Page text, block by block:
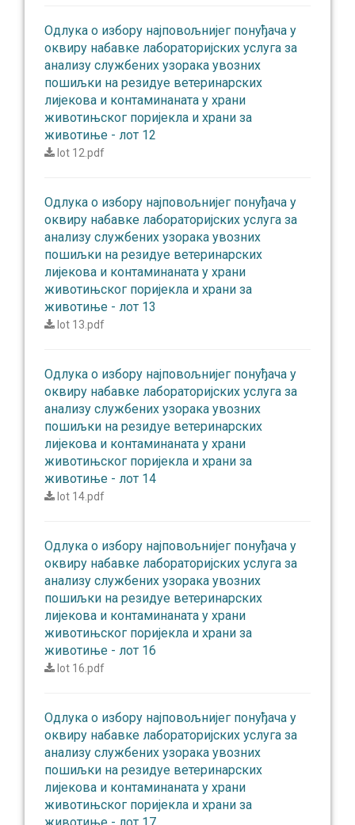
Одлукa о избору најповољнијег понуђача у
оквиру набавке лабораторијских услуга за
анализу службених узорака увозних
пошиљки на резидуе ветеринарских
лијекова и контаминаната у храни
животињског поријекла и храни за
животиње - лот 12
lot 12.pdf
Одлукa о избору најповољнијег понуђача у
оквиру набавке лабораторијских услуга за
анализу службених узорака увозних
пошиљки на резидуе ветеринарских
лијекова и контаминаната у храни
животињског поријекла и храни за
животиње - лот 13
lot 13.pdf
Одлукa о избору најповољнијег понуђача у
оквиру набавке лабораторијских услуга за
анализу службених узорака увозних
пошиљки на резидуе ветеринарских
лијекова и контаминаната у храни
животињског поријекла и храни за
животиње - лот 14
lot 14.pdf
Одлукa о избору најповољнијег понуђача у
оквиру набавке лабораторијских услуга за
анализу службених узорака увозних
пошиљки на резидуе ветеринарских
лијекова и контаминаната у храни
животињског поријекла и храни за
животиње - лот 16
lot 16.pdf
Одлукa о избору најповољнијег понуђача у
оквиру набавке лабораторијских услуга за
анализу службених узорака увозних
пошиљки на резидуе ветеринарских
лијекова и контаминаната у храни
животињског поријекла и храни за